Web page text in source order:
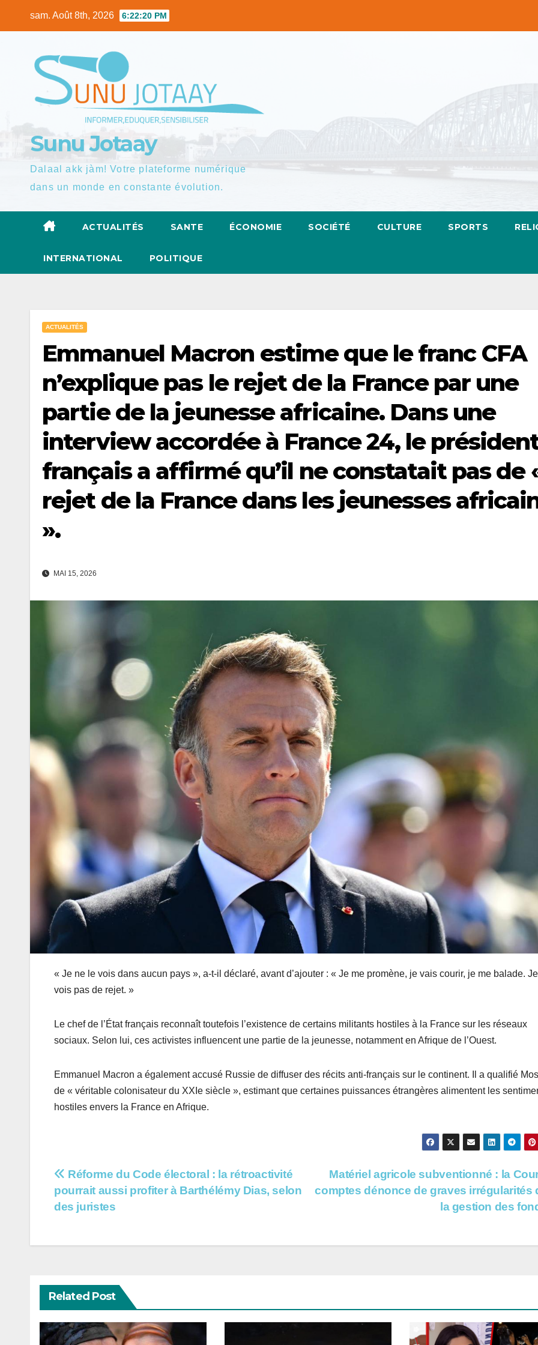
sam. Août 8th, 2026 6:22:21 PM
Sunu Jotaay
Dalaal akk jàm! Votre plateforme numérique
dans un monde en constante évolution.
ACTUALITÉS SANTE ÉCONOMIE SOCIÉTÉ CULTURE SPORTS
INTERNATIONAL POLITIQUE
ACTUALITÉS
Emmanuel Macron estime que le franc CFA
n’explique pas le rejet de la France par une
partie de la jeunesse africaine. Dans une
interview accordée à France 24, le
français a affirmé qu’il ne constatait pas de
rejet de la France dans les jeunesses
».
MAI 15, 2026
« Je ne le vois dans aucun pays », a-t-il déclaré, avant d’ajouter : « Je me promène, je vais courir, je me balade.
vois pas de rejet. »
Le chef de l’État français reconnaît toutefois l’existence de certains militants hostiles à la France sur les réseaux
sociaux. Selon lui, ces activistes influencent une partie de la jeunesse, notamment en Afrique de l’Ouest.
Emmanuel Macron a également accusé Russie de diffuser des récits anti-français sur le continent. Il a qualifié
de « véritable colonisateur du XXIe siècle », estimant que certaines puissances étrangères alimentent les
hostiles envers la France en Afrique.
Navigation
de
Matériel agricole subventionné : la
comptes dénonce de graves irrégularités
la gestion des
Réforme du Code électoral : la rétroactivité
pourrait aussi profiter à Barthélémy Dias, selon
des juristes
Related Post